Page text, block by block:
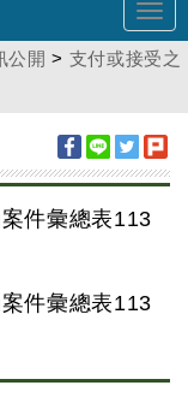
公開 > 支付或接受之
件彙總表113
件彙總表113